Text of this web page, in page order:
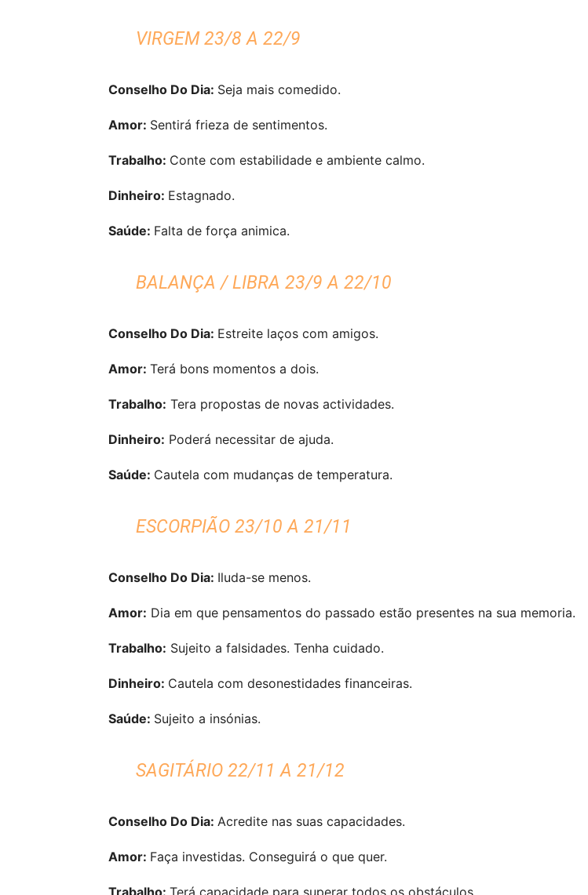
VIRGEM 23/8 A 22/9
Conselho Do Dia: Seja mais comedido.
Amor: Sentirá frieza de sentimentos.
Trabalho: Conte com estabilidade e ambiente calmo.
Dinheiro: Estagnado.
Saúde: Falta de força animica.
BALANÇA / LIBRA 23/9 A 22/10
Conselho Do Dia: Estreite laços com amigos.
Amor: Terá bons momentos a dois.
Trabalho: Tera propostas de novas actividades.
Dinheiro: Poderá necessitar de ajuda.
Saúde: Cautela com mudanças de temperatura.
ESCORPIÃO 23/10 A 21/11
Conselho Do Dia: Iluda-se menos.
Amor: Dia em que pensamentos do passado estão presentes na sua memoria.
Trabalho: Sujeito a falsidades. Tenha cuidado.
Dinheiro: Cautela com desonestidades financeiras.
Saúde: Sujeito a insónias.
SAGITÁRIO 22/11 A 21/12
Conselho Do Dia: Acredite nas suas capacidades.
Amor: Faça investidas. Conseguirá o que quer.
Trabalho: Terá capacidade para superar todos os obstáculos.